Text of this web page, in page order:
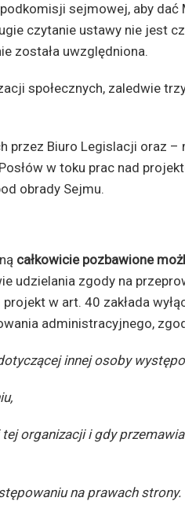
sejmowej, aby
czytanie ustawy nie jest
została uwzględniona.
społecznych, zaledwie trzy
przez Biuro Legislacji oraz –
w toku prac nad
obrady Sejmu.
całkowicie pozbawione
udzielania zgody na
w art. 40 zakłada
administracyjnego,
innej osoby
organizacji i gdy
na prawach strony.